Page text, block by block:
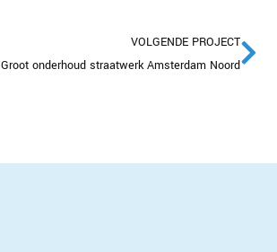
VOLGENDE PROJECT
Groot onderhoud straatwerk Amsterdam Noord